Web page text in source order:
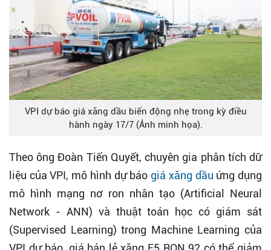
VPI dự báo giá xăng dầu biến động nhẹ trong kỳ điều
hành ngày 17/7 (Ảnh minh họa).
Theo ông Đoàn Tiến Quyết, chuyên gia phân tích dữ
liệu của VPI, mô hình dự báo giá xăng dầu ứng dụng
mô hình mạng nơ ron nhân tạo (Artificial Neural
Network - ANN) và thuật toán học có giám sát
(Supervised Learning) trong Machine Learning của